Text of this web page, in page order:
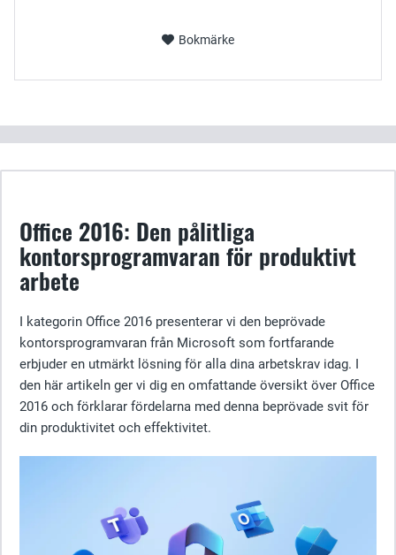
Bokmärke
Office 2016: Den pålitliga
kontorsprogramvaran för produktivt
arbete
I kategorin Office 2016 presenterar vi den beprövade
kontorsprogramvaran från Microsoft som fortfarande
erbjuder en utmärkt lösning för alla dina arbetskrav idag. I
den här artikeln ger vi dig en omfattande översikt över Office
2016 och förklarar fördelarna med denna beprövade svit för
din produktivitet och effektivitet.